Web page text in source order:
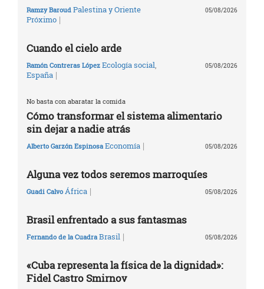
Ramzy Baroud Palestina y Oriente
Próximo |
05/08/2026
Cuando el cielo arde
Ramón Contreras López Ecología social,
España |
05/08/2026
No basta con abaratar la comida
Cómo transformar el sistema alimentario
sin dejar a nadie atrás
Alberto Garzón Espinosa Economía | 05/08/2026
Alguna vez todos seremos marroquíes
Guadi Calvo África | 05/08/2026
Brasil enfrentado a sus fantasmas
Fernando de la Cuadra Brasil | 05/08/2026
«Cuba representa la física de la dignidad»:
Fidel Castro Smirnov